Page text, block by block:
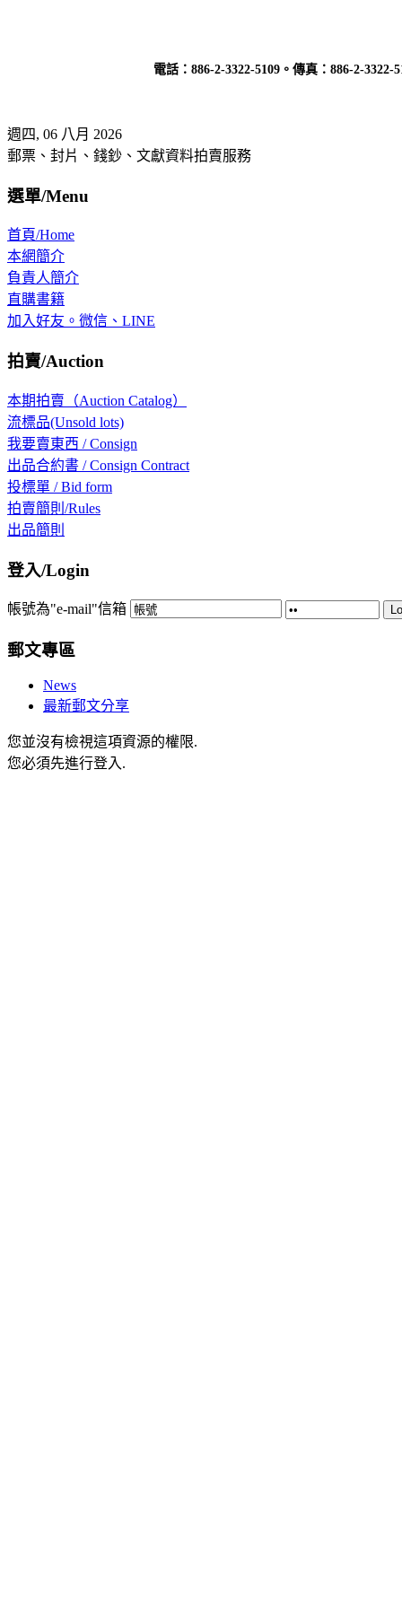
電話： 886-2-3322-5109。傳真： 886-2-3322-
週四, 06 八月 2026
郵票、封片、錢鈔、文獻資料拍賣服務
選單/Menu
首頁/Home
本網簡介
負責人簡介
直購書籍
加入好友。微信、LINE
拍賣/Auction
本期拍賣（Auction Catalog）
流標品(Unsold lots)
我要賣東西 / Consign
出品合約書 / Consign Contract
投標單 / Bid form
拍賣簡則/Rules
出品簡則
登入/Login
帳號為"e-mail"信箱
郵文專區
News
最新郵文分享
您並沒有檢視這項資源的權限.
您必須先進行登入.